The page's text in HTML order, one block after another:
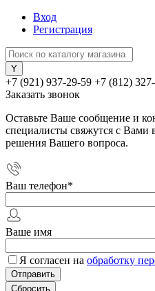
Вход
Регистрация
+7 (921) 937-29-59 +7 (812)
Заказать звонок
Оставьте Ваше сообщение и
специалисты свяжутся с Вами
решения Вашего вопроса.
Ваш телефон*
Ваше имя
Я согласен на обработку